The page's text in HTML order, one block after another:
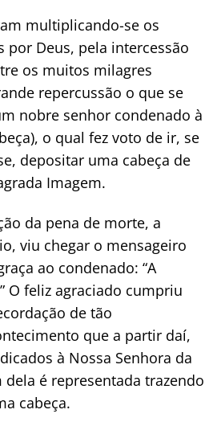
multiplicando-se os
por Deus, pela intercessão
os muitos milagres
repercussão o que se
nobre senhor condenado à
o qual fez voto de ir, se
depositar uma cabeça de
Imagem.
da pena de morte, a
viu chegar o mensageiro
ao condenado: “A
O feliz agraciado cumpriu
de tão
que a partir daí,
à Nossa Senhora da
dela é representada trazendo
cabeça.